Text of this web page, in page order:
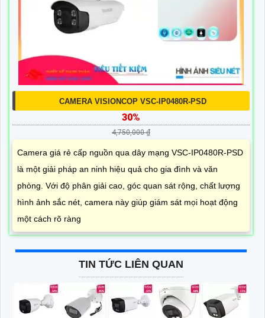
CAMERA VISIONCOP VSC-IP0480R-PSD
30%
4,750,000 ₫
Camera giá rẻ cấp nguồn qua dây mạng VSC-IP0480R-PSD
là một giải pháp an ninh hiệu quả cho gia đình và văn
phòng. Với độ phân giải cao, góc quan sát rộng, chất lượng
hình ảnh sắc nét, camera này giúp giám sát mọi hoạt động
một cách rõ ràng
TIN TỨC LIÊN QUAN